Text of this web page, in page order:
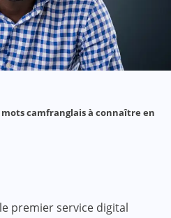
mots camfranglais à connaître en
premier service digital